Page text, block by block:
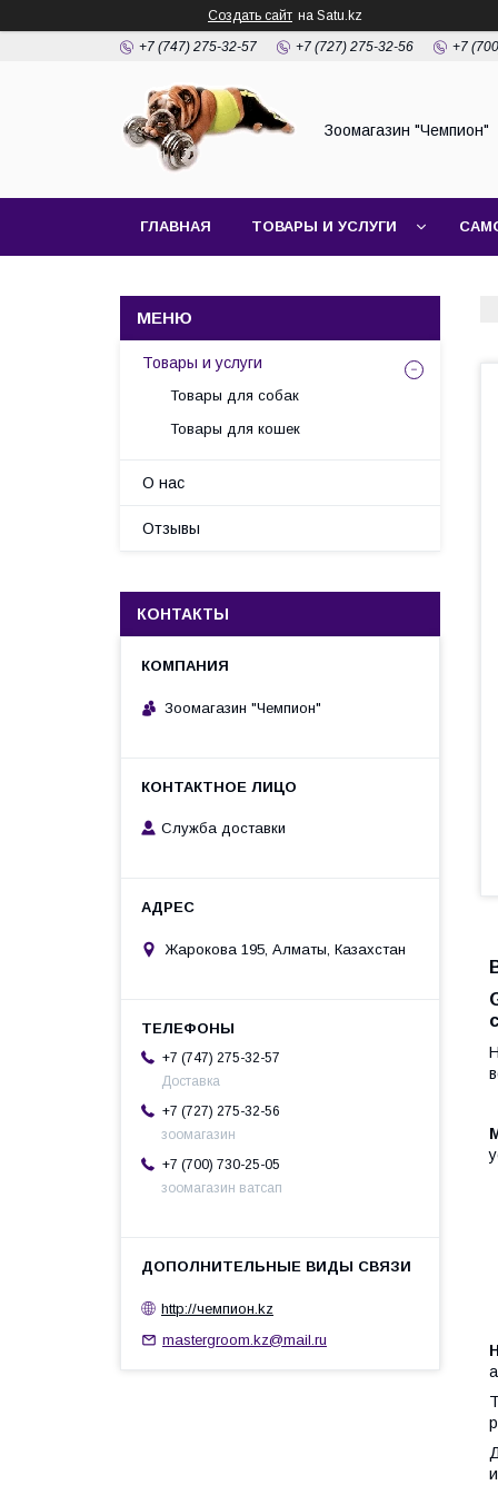
Создать сайт на Satu.kz
+7 (747) 275-32-57 +7 (727) 275-32-56 +7
Зоомагазин "Чемпион"
ГЛАВНАЯ ТОВАРЫ И УСЛУГИ
Товары и услуги
Товары для собак
Товары для кошек
О нас
Отзывы
КОНТАКТЫ
Зоомагазин "Чемпион"
Служба доставки
Жарокова 195, Алматы, Казахстан
+7 (747) 275-32-57
Доставка
+7 (727) 275-32-56
зоомагазин
+7 (700) 730-25-05
зоомагазин ватсап
http://чемпион.kz
mastergroom.kz@mail.ru